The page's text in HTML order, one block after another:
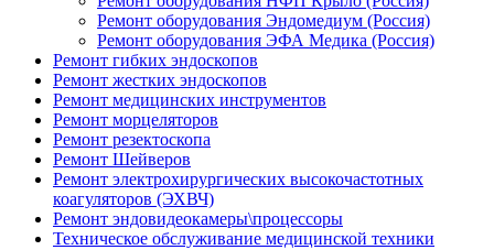
Ремонт оборудования Эндомедиум (Россия)
Ремонт оборудования ЭФА Медика (Россия)
Ремонт гибких эндоскопов
Ремонт жестких эндоскопов
Ремонт медицинских инструментов
Ремонт морцеляторов
Ремонт резектоскопа
Ремонт Шейверов
Ремонт электрохирургических высокочастотных
коагуляторов (ЭХВЧ)
Ремонт эндовидеокамеры\процессоры
Техническое обслуживание медицинской техники